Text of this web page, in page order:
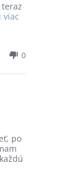
viacRead
stating
HFO,
0
po